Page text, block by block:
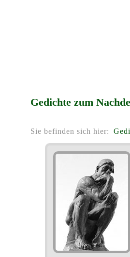
Gedichte zum
Sie befinden sich hier: